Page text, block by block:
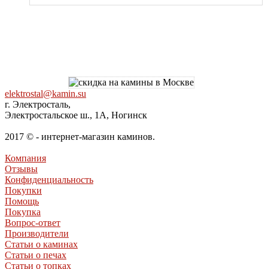
elektrostal@kamin.su
г. Электросталь,
Электростальское ш., 1А, Ногинск
2017 © - интернет-магазин каминов.
Компания
Отзывы
Конфиденциальность
Покупки
Помощь
Покупка
Вопрос-ответ
Производители
Статьи о каминах
Статьи о печах
Статьи о топках